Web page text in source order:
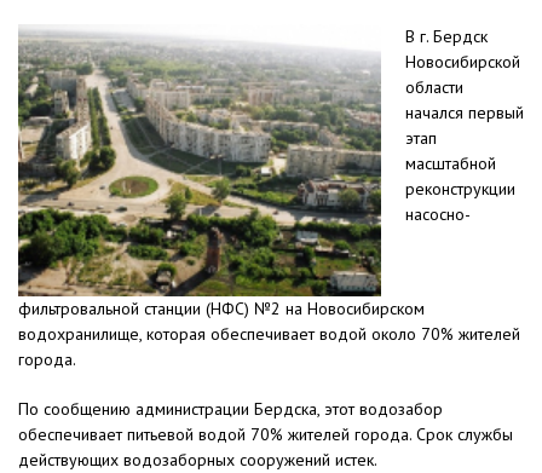
В г. Бердск
Новосибирской
области
начался первый
этап
масштабной
реконструкции
насосно-
фильтровальной станции (НФС) №2 на Новосибирском
водохранилище, которая обеспечивает водой около 70% жителей
города.
По сообщению администрации Бердска, этот водозабор
обеспечивает питьевой водой 70% жителей города. Срок службы
действующих водозаборных сооружений истек.